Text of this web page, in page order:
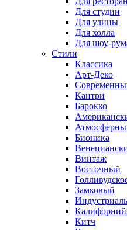
Для студии
Для улицы
Для холла
Для шоу-
Стили
Классика
Арт-Деко
Кантри
Барокко
Бионика
Винтаж
Восточный
Замковый
Китч